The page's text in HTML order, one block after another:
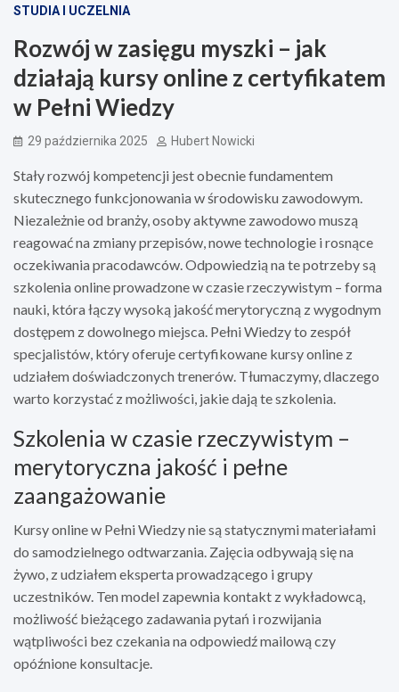
STUDIA I UCZELNIA
Rozwój w zasięgu myszki – jak
działają kursy online z certyfikatem
w Pełni Wiedzy
29 października 2025 Hubert Nowicki
Stały rozwój kompetencji jest obecnie fundamentem
skutecznego funkcjonowania w środowisku zawodowym.
Niezależnie od branży, osoby aktywne zawodowo muszą
reagować na zmiany przepisów, nowe technologie i rosnące
oczekiwania pracodawców. Odpowiedzią na te potrzeby są
szkolenia online prowadzone w czasie rzeczywistym – forma
nauki, która łączy wysoką jakość merytoryczną z wygodnym
dostępem z dowolnego miejsca. Pełni Wiedzy to zespół
specjalistów, który oferuje certyfikowane kursy online z
udziałem doświadczonych trenerów. Tłumaczymy, dlaczego
warto korzystać z możliwości, jakie dają te szkolenia.
Szkolenia w czasie rzeczywistym –
merytoryczna jakość i pełne
zaangażowanie
Kursy online w Pełni Wiedzy nie są statycznymi materiałami
do samodzielnego odtwarzania. Zajęcia odbywają się na
żywo, z udziałem eksperta prowadzącego i grupy
uczestników. Ten model zapewnia kontakt z wykładowcą,
możliwość bieżącego zadawania pytań i rozwijania
wątpliwości bez czekania na odpowiedź mailową czy
opóźnione konsultacje.